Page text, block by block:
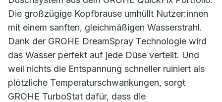
Die großzügige Kopfbrause umhüllt Nutzer:innen
mit einem sanften, gleichmäßigen Wasserstrahl.
Dank der GROHE DreamSpray Technologie wird
das Wasser perfekt auf jede Düse verteilt. Und
weil nichts die Entspannung schneller ruiniert als
plötzliche Temperaturschwankungen, sorgt
GROHE TurboStat dafür, dass die